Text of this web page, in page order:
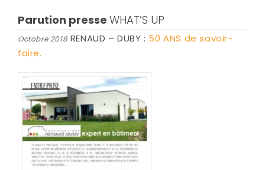
Parution presse WHAT’S UP
Octobre 2018 RENAUD – DUBY : 50 ANS de savoir-
faire.